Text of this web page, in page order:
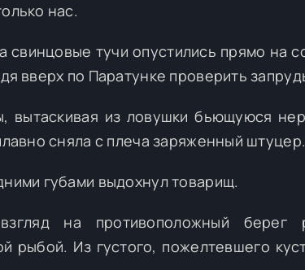
нас.
свинцовые тучи опустились прямо на
вверх по Паратунке проверить
вытаскивая из ловушки бьющуюся
сняла с плеча заряженный штуцер.
губами выдохнул товарищ.
на противоположный берег
рыбой. Из густого, пожелтевшего